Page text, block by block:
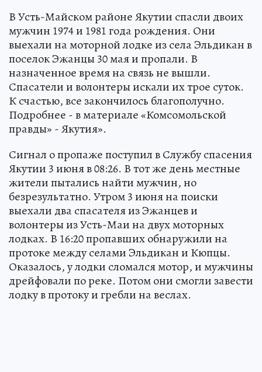
В Усть-Майском районе Якутии спасли двоих
мужчин 1974 и 1981 года рождения. Они
выехали на моторной лодке из села Эльдикан в
поселок Эжанцы 30 мая и пропали. В
назначенное время на связь не вышли.
Спасатели и волонтеры искали их трое суток.
К счастью, все закончилось благополучно.
Подробнее - в материале «Комсомольской
правды» - Якутия».
Сигнал о пропаже поступил в Службу спасения
Якутии 3 июня в 08:26. В тот же день местные
жители пытались найти мужчин, но
безрезультатно. Утром 3 июня на поиски
выехали два спасателя из Эжанцев и
волонтеры из Усть-Маи на двух моторных
лодках. В 16:20 пропавших обнаружили на
протоке между селами Эльдикан и Кюпцы.
Оказалось, у лодки сломался мотор, и мужчины
дрейфовали по реке. Потом они смогли завести
лодку в протоку и гребли на веслах.